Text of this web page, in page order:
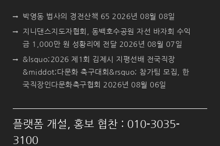
박영동 법사의 경전산책 65 2026년 08월 08일
지니댄스지도자협회, 동백호수공원 자선 바자회 수익
금 1,000만 원 성황리에 전달 2026년 08월 07일
&lsquo;2026 제1회 김제시 지평선배 전국직장
&middot;다문화 축구대회&rsquo; 참가팀 모집, 한
국직장인다문화축구협회 2026년 08월 06일
플랫폼 개설, 홍보 협찬 : 010-3035-
3100